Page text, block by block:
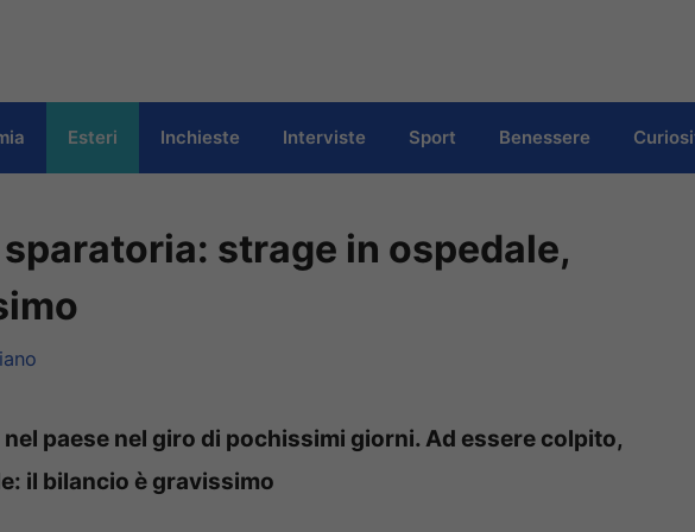
Esteri Inchieste Interviste Sport Benessere
strage in ospedale,
paese nel giro di pochissimi giorni. Ad essere colpito,
il bilancio è gravissimo